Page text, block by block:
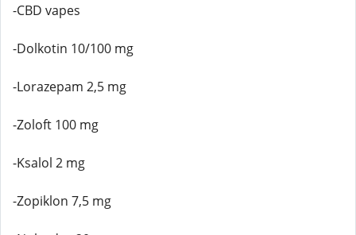
-CBD vapes
-Dolkotin 10/100 mg
-Lorazepam 2,5 mg
-Zoloft 100 mg
-Ksalol 2 mg
-Zopiklon 7,5 mg